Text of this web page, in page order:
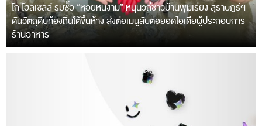
โก โฮลเซลล์ รับซื้อ “หอยหินงาม” หนุนวิถีชาวบ้านพุมเรียง สุราษฎร์ฯ
ดันวัตถุดิบท้องถิ่นใต้ขึ้นห้าง ส่งต่อเมนูลับต่อยอดไอเดียผู้ประกอบการ
ร้านอาหาร